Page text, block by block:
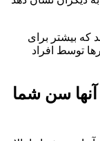
که بیشتر برای
توسط افراد
سن شما